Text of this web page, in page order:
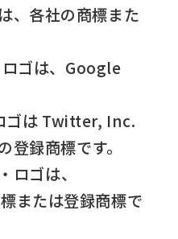
、各社の商標また
ゴは、Google
ゴは Twitter, Inc.
登録商標です。
ロゴは、
または登録商標で